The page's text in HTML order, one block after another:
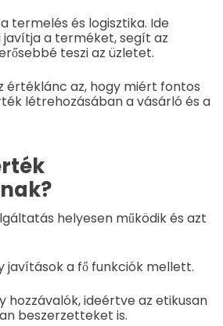
termelés és logisztika. Ide
a terméket, segít az
teszi az üzletet.
értéklánc az, hogy miért fontos
létrehozásában a vásárló és a
helyesen működik és azt
javítások a fő funkciók mellett.
hozzávalók, ideértve az etikusan
beszerzetteket is.